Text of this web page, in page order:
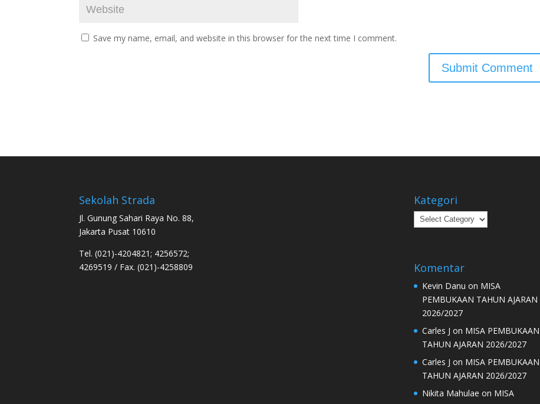
Save my name, email, and website in this browser for the next time I comment.
Sekolah Strada
Jl. Gunung Sahari Raya No. 88,
Jakarta Pusat 10610
Tel. (021)-4204821; 4256572;
4269519 / Fax. (021)-4258809
Kategori
Kategori
Komentar
Kevin Danu on MISA
PEMBUKAAN TAHUN AJARAN
2026/2027
Carles J on MISA PEMBUKAAN
TAHUN AJARAN 2026/2027
Carles J on MISA PEMBUKAAN
TAHUN AJARAN 2026/2027
Nikita Mahulae on MISA